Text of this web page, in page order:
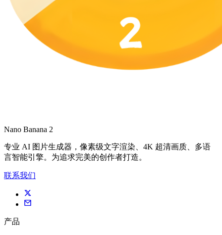
Nano Banana 2
专业 AI 图片生成器，像素级文字渲染、4K 超清画质、多语
言智能引擎。为追求完美的创作者打造。
联系我们
产品